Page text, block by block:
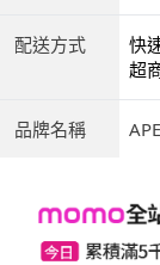
配送方式 快
超
品牌名稱